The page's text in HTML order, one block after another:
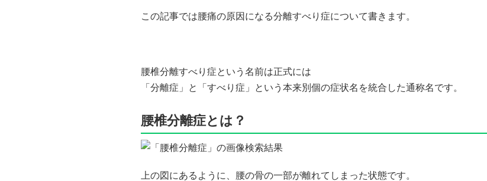
この記事では腰痛の原因になる分離すべり症について書きます。
腰椎分離すべり症という名前は正式には
「分離症」と「すべり症」という本来別個の症状名を統合した通称名です。
腰椎分離症とは？
上の図にあるように、腰の骨の一部が離れてしまった状態です。